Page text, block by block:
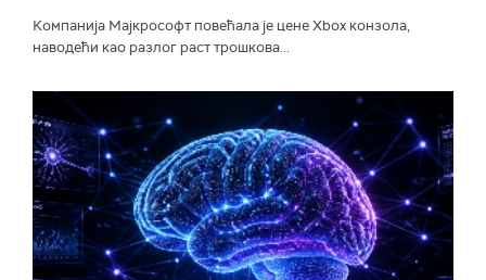
Компанија Мајкрософт повећала је цене Xbox конзола,
наводећи као разлог раст трошкова...